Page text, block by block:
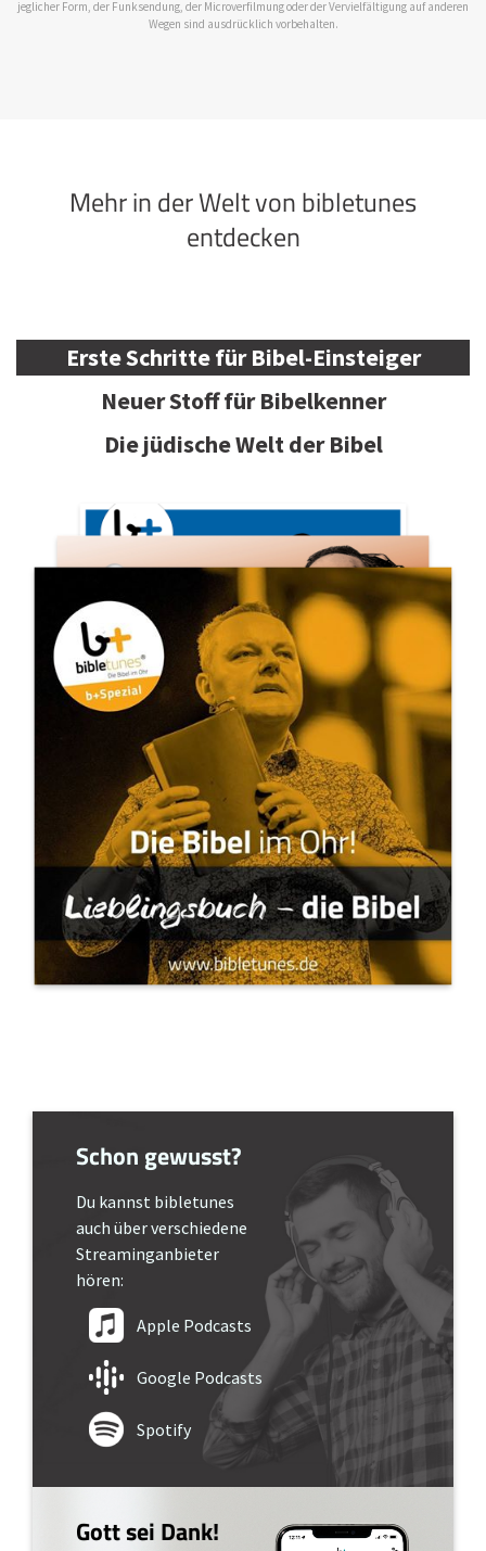
jeglicher Form, der Funksendung, der Microverfilmung oder der Vervielfältigung auf anderen
Wegen sind ausdrücklich vorbehalten.
Mehr in der Welt von bibletunes
entdecken
Erste Schritte für Bibel-Einsteiger
Neuer Stoff für Bibelkenner
Die jüdische Welt der Bibel
Schon gewusst?
Du kannst bibletunes
auch über verschiedene
Streaminganbieter
hören:
Apple Podcasts
Google Podcasts
Spotify
Gott sei Dank!